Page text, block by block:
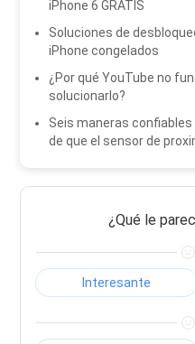
iPhone 6 GRATIS
Soluciones de
iPhone congelados
¿Por qué YouTube no
solucionarlo?
Seis maneras
de que el sensor de
¿Qué le
Interesante